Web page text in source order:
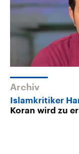
Archiv
Islamkritiker
Koran wird zu